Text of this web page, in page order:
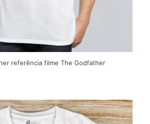
referência filme The Godfather